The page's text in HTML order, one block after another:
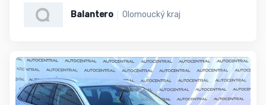
Balantero Olomoucký kraj